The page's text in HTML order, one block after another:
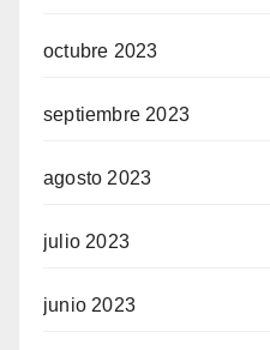
octubre 2023
septiembre 2023
agosto 2023
julio 2023
junio 2023